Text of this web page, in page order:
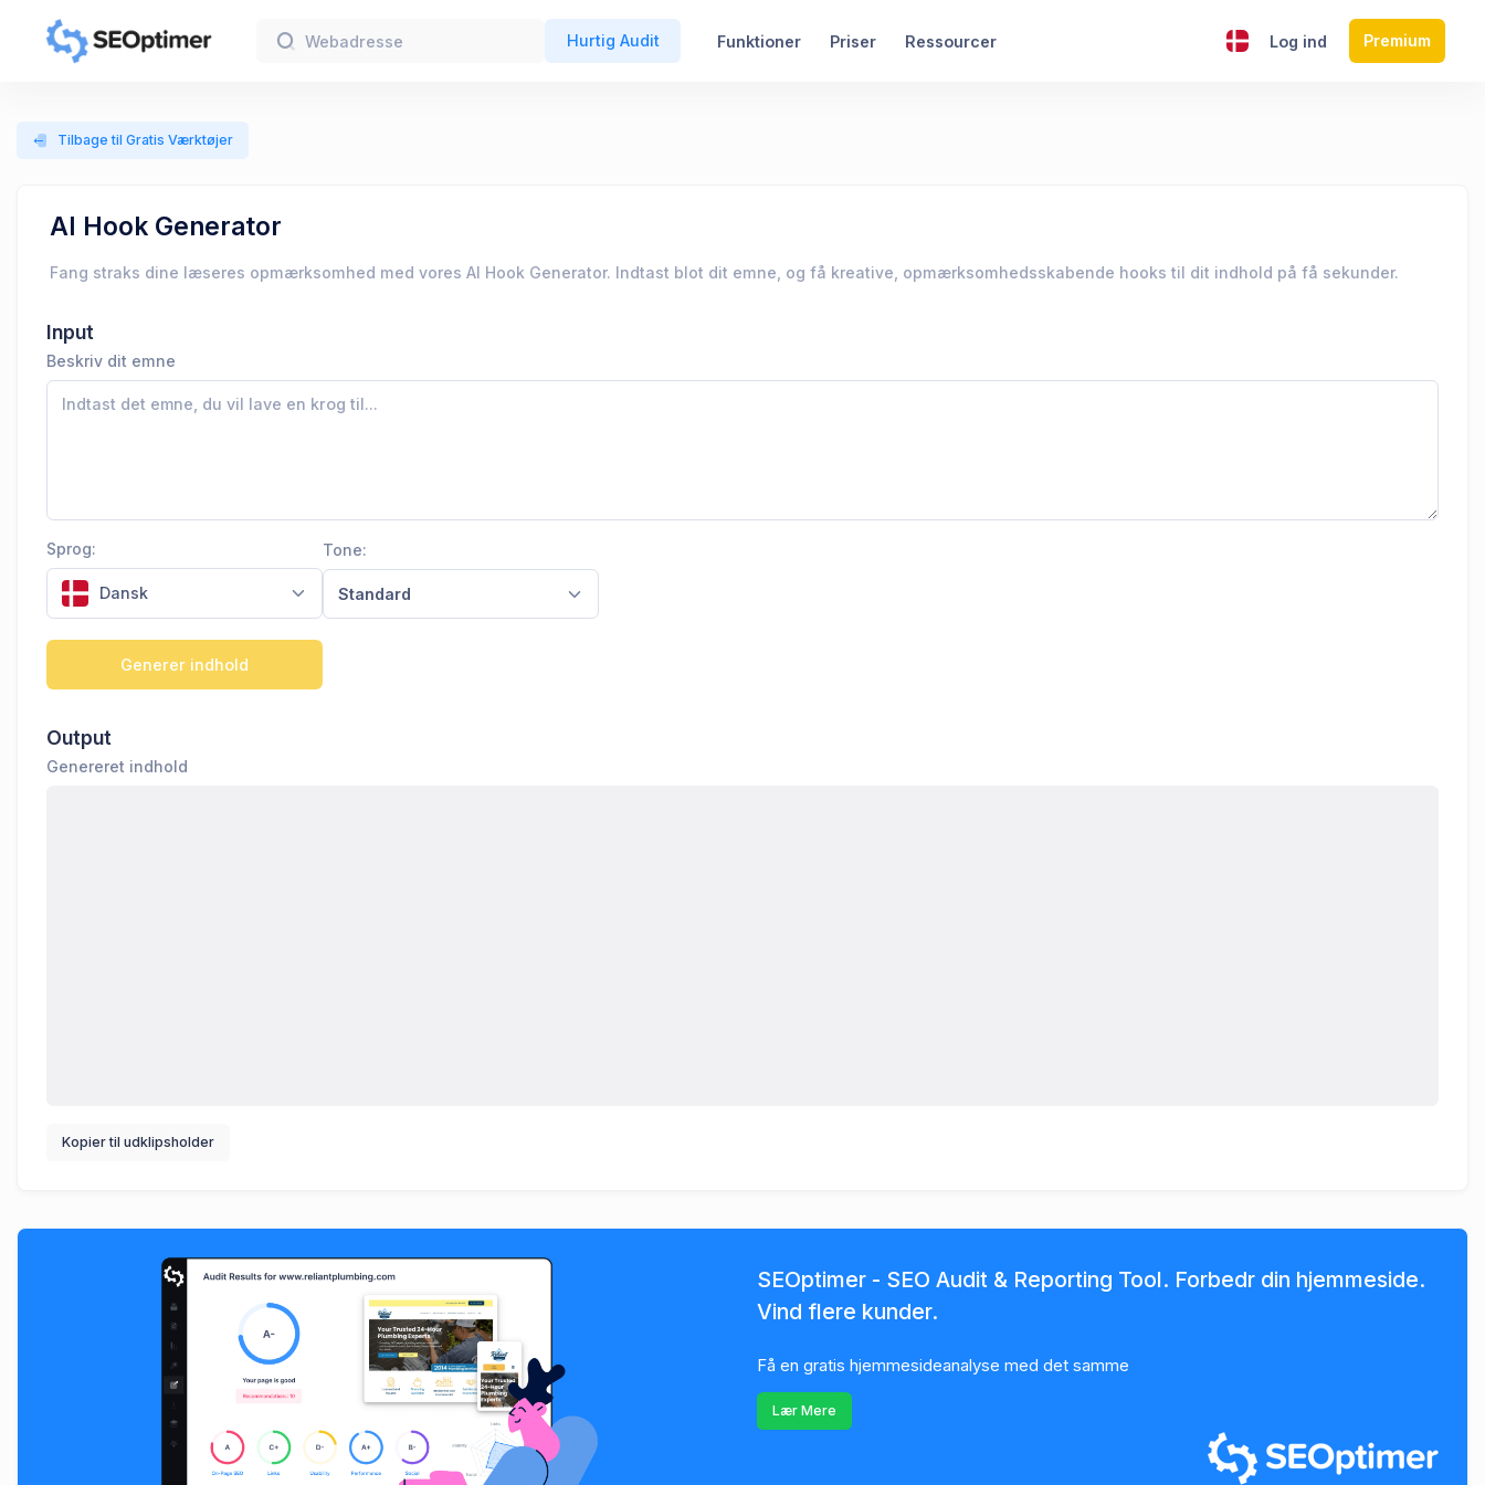
Hurtig Audit Funktioner Priser Ressourcer Log ind Premium
Tilbage til Gratis Værktøjer
AI Hook Generator
Fang straks dine læseres opmærksomhed med vores AI Hook Generator. Indtast blot dit emne, og få kreative, opmærksomhedsskabende hooks til dit indhold på få sekunder.
Input
Beskriv dit emne
Sprog:
Dansk
Tone:
Standard
Generer indhold
Output
Genereret indhold
Kopier til udklipsholder
SEOptimer - SEO Audit & Reporting Tool. Forbedr din hjemmeside.
Vind flere kunder.
Få en gratis hjemmesideanalyse med det samme
Lær Mere